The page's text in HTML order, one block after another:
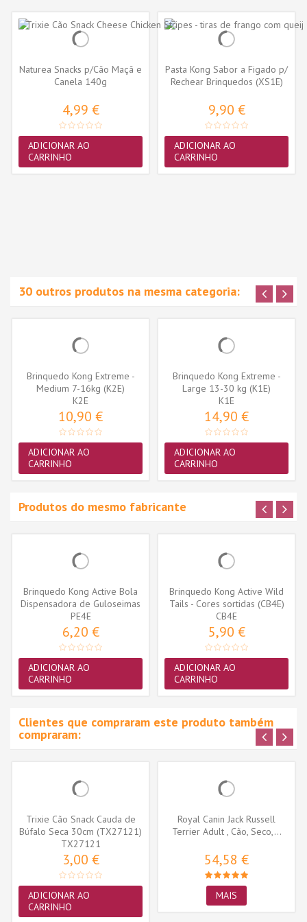
Naturea Snacks p/Cão Maçã e
Canela 140g
4,99 €
ADICIONAR AO
CARRINHO
Pasta Kong Sabor a Figado p/
Rechear Brinquedos (XS1E)
9,90 €
ADICIONAR AO
CARRINHO
30 outros produtos na mesma categoria:
Brinquedo Kong Extreme -
Medium 7-16kg (K2E)
K2E
10,90 €
ADICIONAR AO
CARRINHO
Brinquedo Kong Extreme -
Large 13-30 kg (K1E)
K1E
14,90 €
ADICIONAR AO
CARRINHO
Produtos do mesmo fabricante
Brinquedo Kong Active Bola
Dispensadora de Guloseimas
(PE4E)
PE4E
6,20 €
ADICIONAR AO
CARRINHO
Brinquedo Kong Active Wild
Tails - Cores sortidas (CB4E)
CB4E
5,90 €
ADICIONAR AO
CARRINHO
Clientes que compraram este produto também
compraram:
Trixie Cão Snack Cauda de
Búfalo Seca 30cm (TX27121)
TX27121
3,00 €
ADICIONAR AO
CARRINHO
Royal Canin Jack Russell
Terrier Adult , Cão, Seco,...
54,58 €
MAIS